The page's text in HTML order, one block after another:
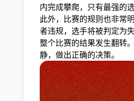
内完成攀爬，只有最强的
此外，比赛的规则也非常
者违规，选手将被判定为
整个比赛的结果发生翻转
静，做出正确的决策。